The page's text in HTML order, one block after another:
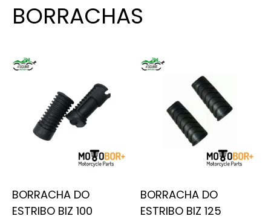
BORRACHAS
BORRACHA DO
ESTRIBO BIZ 100
BORRACHA DO
ESTRIBO BIZ 125